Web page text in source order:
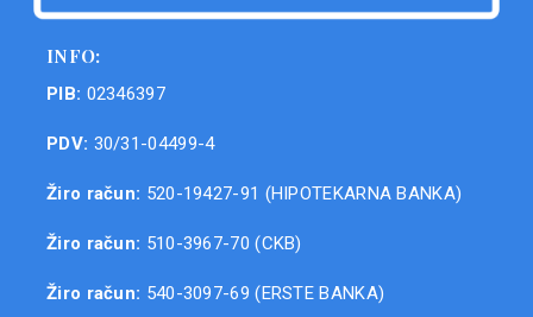
INFO:
PIB: 02346397
PDV: 30/31-04499-4
Žiro račun: 520-19427-91 (HIPOTEKARNA BANKA)
Žiro račun: 510-3967-70 (CKB)
Žiro račun: 540-3097-69 (ERSTE BANKA)